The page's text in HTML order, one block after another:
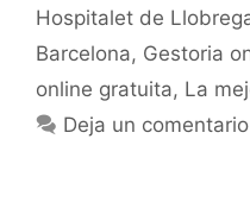
Hospitalet de
Barcelona, Gestoria
online gratuita, La
Deja un comentario